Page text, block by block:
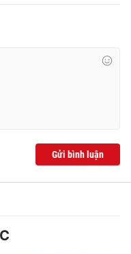
Gửi bình luận